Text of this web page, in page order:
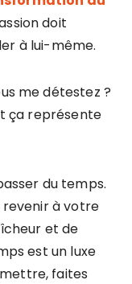
doit
à lui-même.
me détestez ?
ça représente
du temps.
revenir à votre
et de
est un luxe
faites